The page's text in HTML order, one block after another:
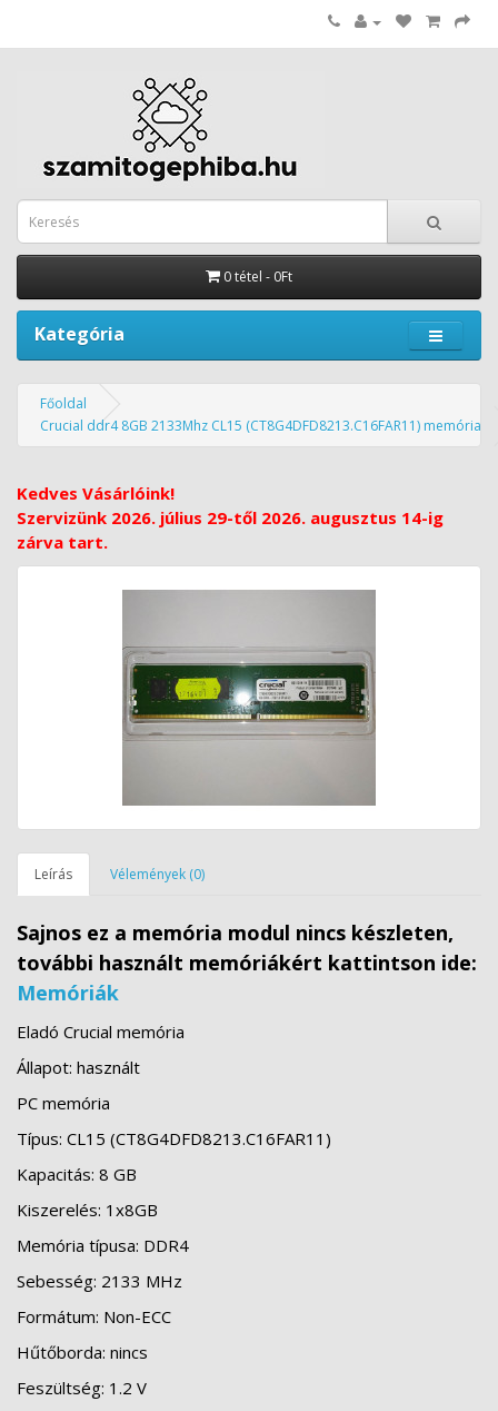
0 tétel - 0Ft
Kategória
Főoldal
Crucial ddr4 8GB 2133Mhz CL15 (CT8G4DFD8213.C16FAR11) memória
Kedves Vásárlóink!
Szervizünk 2026. július 29-től 2026. augusztus 14-ig
zárva tart.
Leírás Vélemények (0)
Sajnos ez a memória modul nincs készleten,
további használt memóriákért kattintson ide:
Memóriák
Eladó Crucial memória
Állapot: használt
PC memória
Típus: CL15 (CT8G4DFD8213.C16FAR11)
Kapacitás: 8 GB
Kiszerelés: 1x8GB
Memória típusa: DDR4
Sebesség: 2133 MHz
Formátum: Non-ECC
Hűtőborda: nincs
Feszültség: 1.2 V